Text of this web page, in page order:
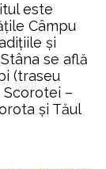
este
Câmpu
și
se află
(traseu
Scorotei –
și Tăul